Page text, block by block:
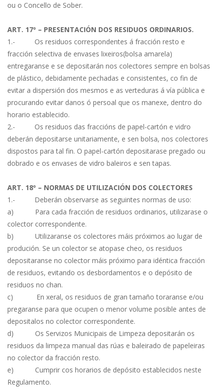
ou o Concello de Sober.
ART. 17º – PRESENTACIÓN DOS RESIDUOS ORDINARIOS.
1.- Os residuos correspondentes á fracción resto e
fracción selectiva de envases lixeiros(bolsa amarela)
entregaranse e se depositarán nos colectores sempre en bolsas
de plástico, debidamente pechadas e consistentes, co fin de
evitar a dispersión dos mesmos e as verteduras á vía pública e
procurando evitar danos ó persoal que os manexe, dentro do
horario establecido.
2.- Os residuos das fraccións de papel-cartón e vidro
deberán depositarse unitariamente, e sen bolsa, nos colectores
dispostos para tal fin. O papel-cartón depositarase pregado ou
dobrado e os envases de vidro baleiros e sen tapas.
ART. 18º – NORMAS DE UTILIZACIÓN DOS COLECTORES
1.- Deberán observarse as seguintes normas de uso:
a) Para cada fracción de residuos ordinarios, utilizarase o
colector correspondente.
b) Utilizaranse os colectores máis próximos ao lugar de
produción. Se un colector se atopase cheo, os residuos
depositaranse no colector máis próximo para idéntica fracción
de residuos, evitando os desbordamentos e o depósito de
residuos no chan.
c) En xeral, os residuos de gran tamaño toraranse e/ou
pregaranse para que ocupen o menor volume posible antes de
depositalos no colector correspondente.
d) Os Servizos Municipais de Limpeza depositarán os
residuos da limpeza manual das rúas e baleirado de papeleiras
no colector da fracción resto.
e) Cumprir cos horarios de depósito establecidos neste
Regulamento.